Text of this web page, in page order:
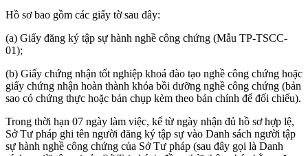
Hồ sơ bao gồm các giấy tờ sau đây:
(a) Giấy đăng ký tập sự hành nghề công chứng (Mẫu TP-TSCC-
01);
(b) Giấy chứng nhận tốt nghiệp khoá đào tạo nghề công chứng hoặc
giấy chứng nhận hoàn thành khóa bồi dưỡng nghề công chứng (bản
sao có chứng thực hoặc bản chụp kèm theo bản chính để đối chiếu).
Trong thời hạn 07 ngày làm việc, kể từ ngày nhận đủ hồ sơ hợp lệ,
Sở Tư pháp ghi tên người đăng ký tập sự vào Danh sách người tập
sự hành nghề công chứng của Sở Tư pháp (sau đây gọi là Danh